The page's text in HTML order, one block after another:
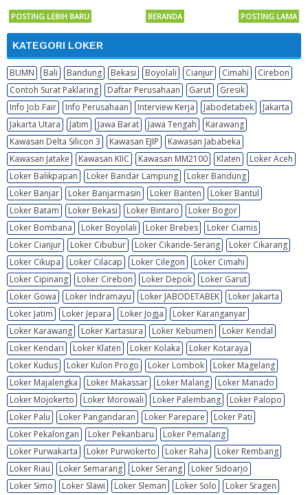
POSTING LEBIH BARU POSTING LAMA
BERANDA
KATEGORI LOKER
BUMN Bali Bandung Bekasi Boyolali Cianjur Cimahi
Cirebon
Contoh Surat Paklaring
Daftar Perusahaan Garut
Gresik
Info Job Fair
Info Perusahaan Interview Kerja Jabodetabek
Jakarta
Jakarta Utara
Jatim Jawa Barat Jawa Tengah
Karawang
Kawasan Delta Silicon 3
Kawasan EJIP
Kawasan Jababeka
Kawasan Jatake
Kawasan KIIC Kawasan MM2100 Klaten
Loker Aceh
Loker Balikpapan
Loker Bandar Lampung
Loker Bandung
Loker Banjar
Loker Banjarmasin Loker Banten
Loker Bantul
Loker Batam
Loker Bekasi Loker Bintaro
Loker Bogor
Loker Bombana
Loker Boyolali Loker Brebes
Loker Ciamis
Loker Cianjur
Loker Cibubur Loker Cikande-Serang
Loker Cikarang
Loker Cikupa
Loker Cilacap Loker Cilegon
Loker Cimahi
Loker Cipinang
Loker Cirebon Loker Depok
Loker Garut
Loker Gowa
Loker Indramayu Loker JABODETABEK
Loker Jakarta
Loker Jatim
Loker Jepara Loker Jogja
Loker Karanganyar
Loker Karawang
Loker Kartasura Loker Kebumen
Loker Kendal
Loker Kendari
Loker Klaten Loker Kolaka
Loker Kotaraya
Loker Kudus
Loker Kulon Progo Loker Lombok
Loker Magelang
Loker Majalengka
Loker Makassar Loker Malang
Loker Manado
Loker Mojokerto
Loker Morowali Loker Palembang
Loker Palopo
Loker Palu
Loker Pangandaran Loker Parepare
Loker Pati
Loker Pekalongan
Loker Pekanbaru
Loker Pemalang
Loker Purwakarta
Loker Purwokerto Loker Raha
Loker Rembang
Loker Riau
Loker Semarang Loker Serang
Loker Sidoarjo
Loker Simo
Loker Slawi Loker Sleman Loker Solo Loker Sragen